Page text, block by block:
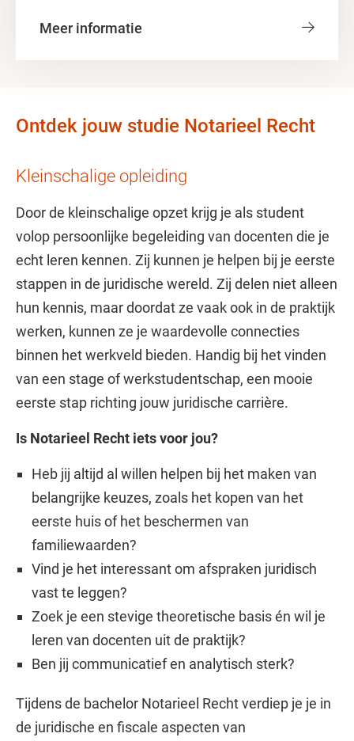
Meer informatie
Ontdek jouw studie Notarieel Recht
Kleinschalige opleiding
Door de kleinschalige opzet krijg je als student
volop persoonlijke begeleiding van docenten die je
echt leren kennen. Zij kunnen je helpen bij je eerste
stappen in de juridische wereld. Zij delen niet alleen
hun kennis, maar doordat ze vaak ook in de praktijk
werken, kunnen ze je waardevolle connecties
binnen het werkveld bieden. Handig bij het vinden
van een stage of werkstudentschap, een mooie
eerste stap richting jouw juridische carrière.
Is Notarieel Recht iets voor jou?
Heb jij altijd al willen helpen bij het maken van
belangrijke keuzes, zoals het kopen van het
eerste huis of het beschermen van
familiewaarden?
Vind je het interessant om afspraken juridisch
vast te leggen?
Zoek je een stevige theoretische basis én wil je
leren van docenten uit de praktijk?
Ben jij communicatief en analytisch sterk?
Tijdens de bachelor Notarieel Recht verdiep je je in
de juridische en fiscale aspecten van